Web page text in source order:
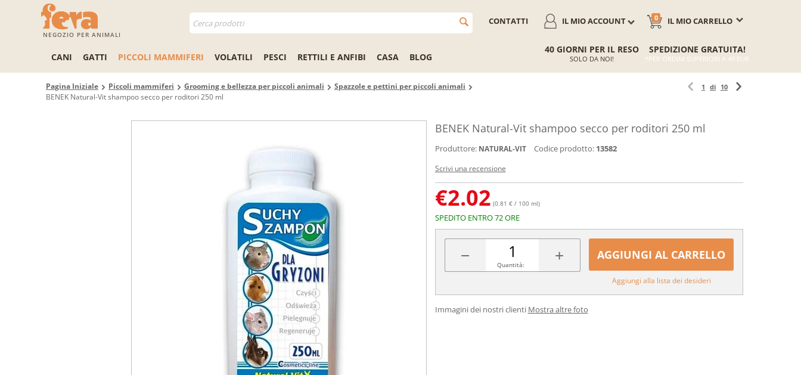
NEGOZIO PER ANIMALI
IL MIO CARRELLO
0
IL MIO ACCOUNT
CONTATTI
CANI GATTI PICCOLI MAMMIFERI VOLATILI PESCI RETTILI E ANFIBI CASA BLOG
40 GIORNI PER IL RESO
SOLO DA NOI!
SPEDIZIONE GRATUITA!
*PER ORDINI SUPERIORI A 49 EUR
Pagina Iniziale Piccoli mammiferi Grooming e bellezza per piccoli animali
Spazzole e pettini per piccoli animali
BENEK Natural-Vit shampoo secco per roditori 250 ml
1 di 10
BENEK Natural-Vit shampoo secco per roditori 250 ml
Produttore: NATURAL-VIT Codice prodotto: 13582
Scrivi una recensione
€2.02 (0.81 € / 100 ml)
SPEDITO ENTRO 72 ORE
− +
Quantità:
AGGIUNGI AL CARRELLO
Aggiungi alla lista dei desideri
Immagini dei nostri clienti Mostra altre foto